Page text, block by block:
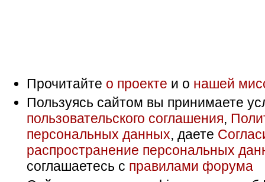
Прочитайте о проекте и о нашей
Пользуясь сайтом вы принимаете
пользовательского соглашения,
персональных данных, даете
распространение персональных
соглашаетесь с правилами форума